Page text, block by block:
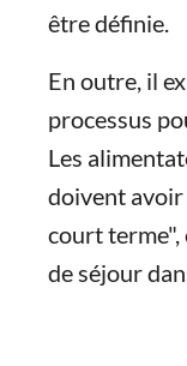
être définie.
En outre, il
processus
Les
doivent avoir
court terme",
de séjour